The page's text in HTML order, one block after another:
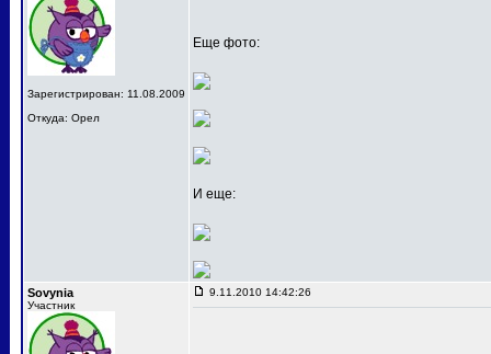
Зарегистрирован: 11.08.2009
Откуда: Орел
Еще фото:
И еще:
Sovynia
Участник
9.11.2010 14:42:26